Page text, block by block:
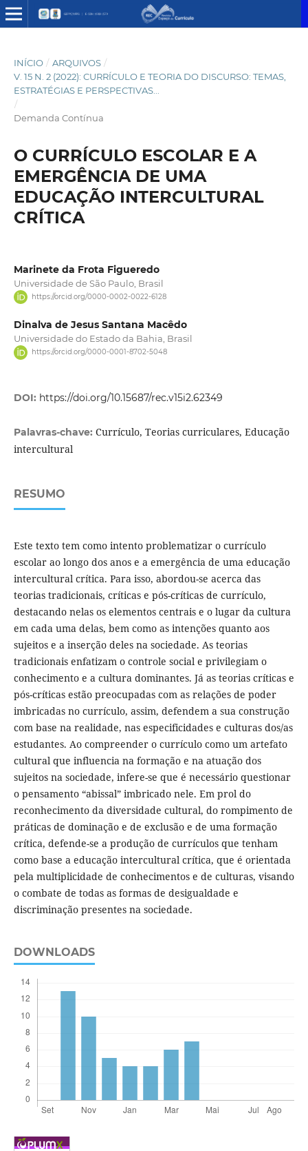
INÍCIO / ARQUIVOS /
V. 15 N. 2 (2022): CURRÍCULO E TEORIA DO DISCURSO: TEMAS,
ESTRATÉGIAS E PERSPECTIVAS...
/
Demanda Contínua
O CURRÍCULO ESCOLAR E A
EMERGÊNCIA DE UMA
EDUCAÇÃO INTERCULTURAL
CRÍTICA
Marinete da Frota Figueredo
Universidade de São Paulo, Brasil
https://orcid.org/0000-0002-0022-6128
Dinalva de Jesus Santana Macêdo
Universidade do Estado da Bahia, Brasil
https://orcid.org/0000-0001-8702-5048
DOI: https://doi.org/10.15687/rec.v15i2.62349
Palavras-chave: Currículo, Teorias curriculares, Educação
intercultural
RESUMO
Este texto tem como intento problematizar o currículo
escolar ao longo dos anos e a emergência de uma educação
intercultural crítica. Para isso, abordou-se acerca das
teorias tradicionais, críticas e pós-críticas de currículo,
destacando nelas os elementos centrais e o lugar da cultura
em cada uma delas, bem como as intenções quanto aos
sujeitos e a inserção deles na sociedade. As teorias
tradicionais enfatizam o controle social e privilegiam o
conhecimento e a cultura dominantes. Já as teorias críticas e
pós-críticas estão preocupadas com as relações de poder
imbricadas no currículo, assim, defendem a sua construção
com base na realidade, nas especificidades e culturas dos/as
estudantes. Ao compreender o currículo como um artefato
cultural que influencia na formação e na atuação dos
sujeitos na sociedade, infere-se que é necessário questionar
o pensamento “abissal” imbricado nele. Em prol do
reconhecimento da diversidade cultural, do rompimento de
práticas de dominação e de exclusão e de uma formação
crítica, defende-se a produção de currículos que tenham
como base a educação intercultural crítica, que é orientada
pela multiplicidade de conhecimentos e de culturas, visando
o combate de todas as formas de desigualdade e
discriminação presentes na sociedade.
DOWNLOADS